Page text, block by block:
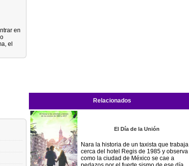
en
el
Relacionados
El Día de la Unión
Nara la historia de un taxista que trabaja
cerca del hotel Regis de 1985 y observa
como la ciudad de México se cae a